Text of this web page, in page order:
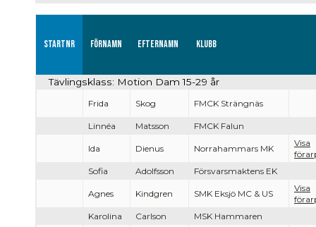
Startnr Förnamn Efternamn Klubb
Tävlingsklass: Motion Dam 15-29 år
Frida Skog FMCK Strängnäs
Linnéa Matsson FMCK Falun
Ida Dienus Norrahammars MK
Visa
Sofia
Adolfsson Försvarsmaktens EK
Agnes Kindgren SMK Eksjö MC & US
Visa
Karolina
Carlson MSK Hammaren